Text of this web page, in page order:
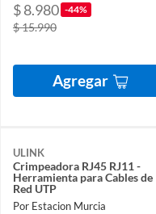
$ 8.980 -44%
$ 15.990
Agregar
ULINK
Crimpeadora RJ45 RJ11 -
Herramienta para Cables de
Red UTP
Por Estacion Murcia